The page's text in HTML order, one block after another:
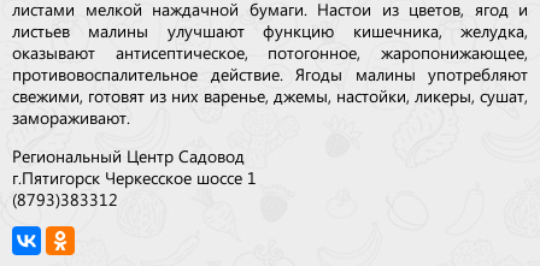
листами мелкой наждачной бумаги. Настои из цветов, ягод и
листьев малины улучшают функцию кишечника, желудка,
оказывают антисептическое, потогонное, жаропонижающее,
противовоспалительное действие. Ягоды малины употребляют
свежими, готовят из них варенье, джемы, настойки, ликеры, сушат,
замораживают.
Региональный Центр Садовод
г.Пятигорск Черкесское шоссе 1
(8793)383312